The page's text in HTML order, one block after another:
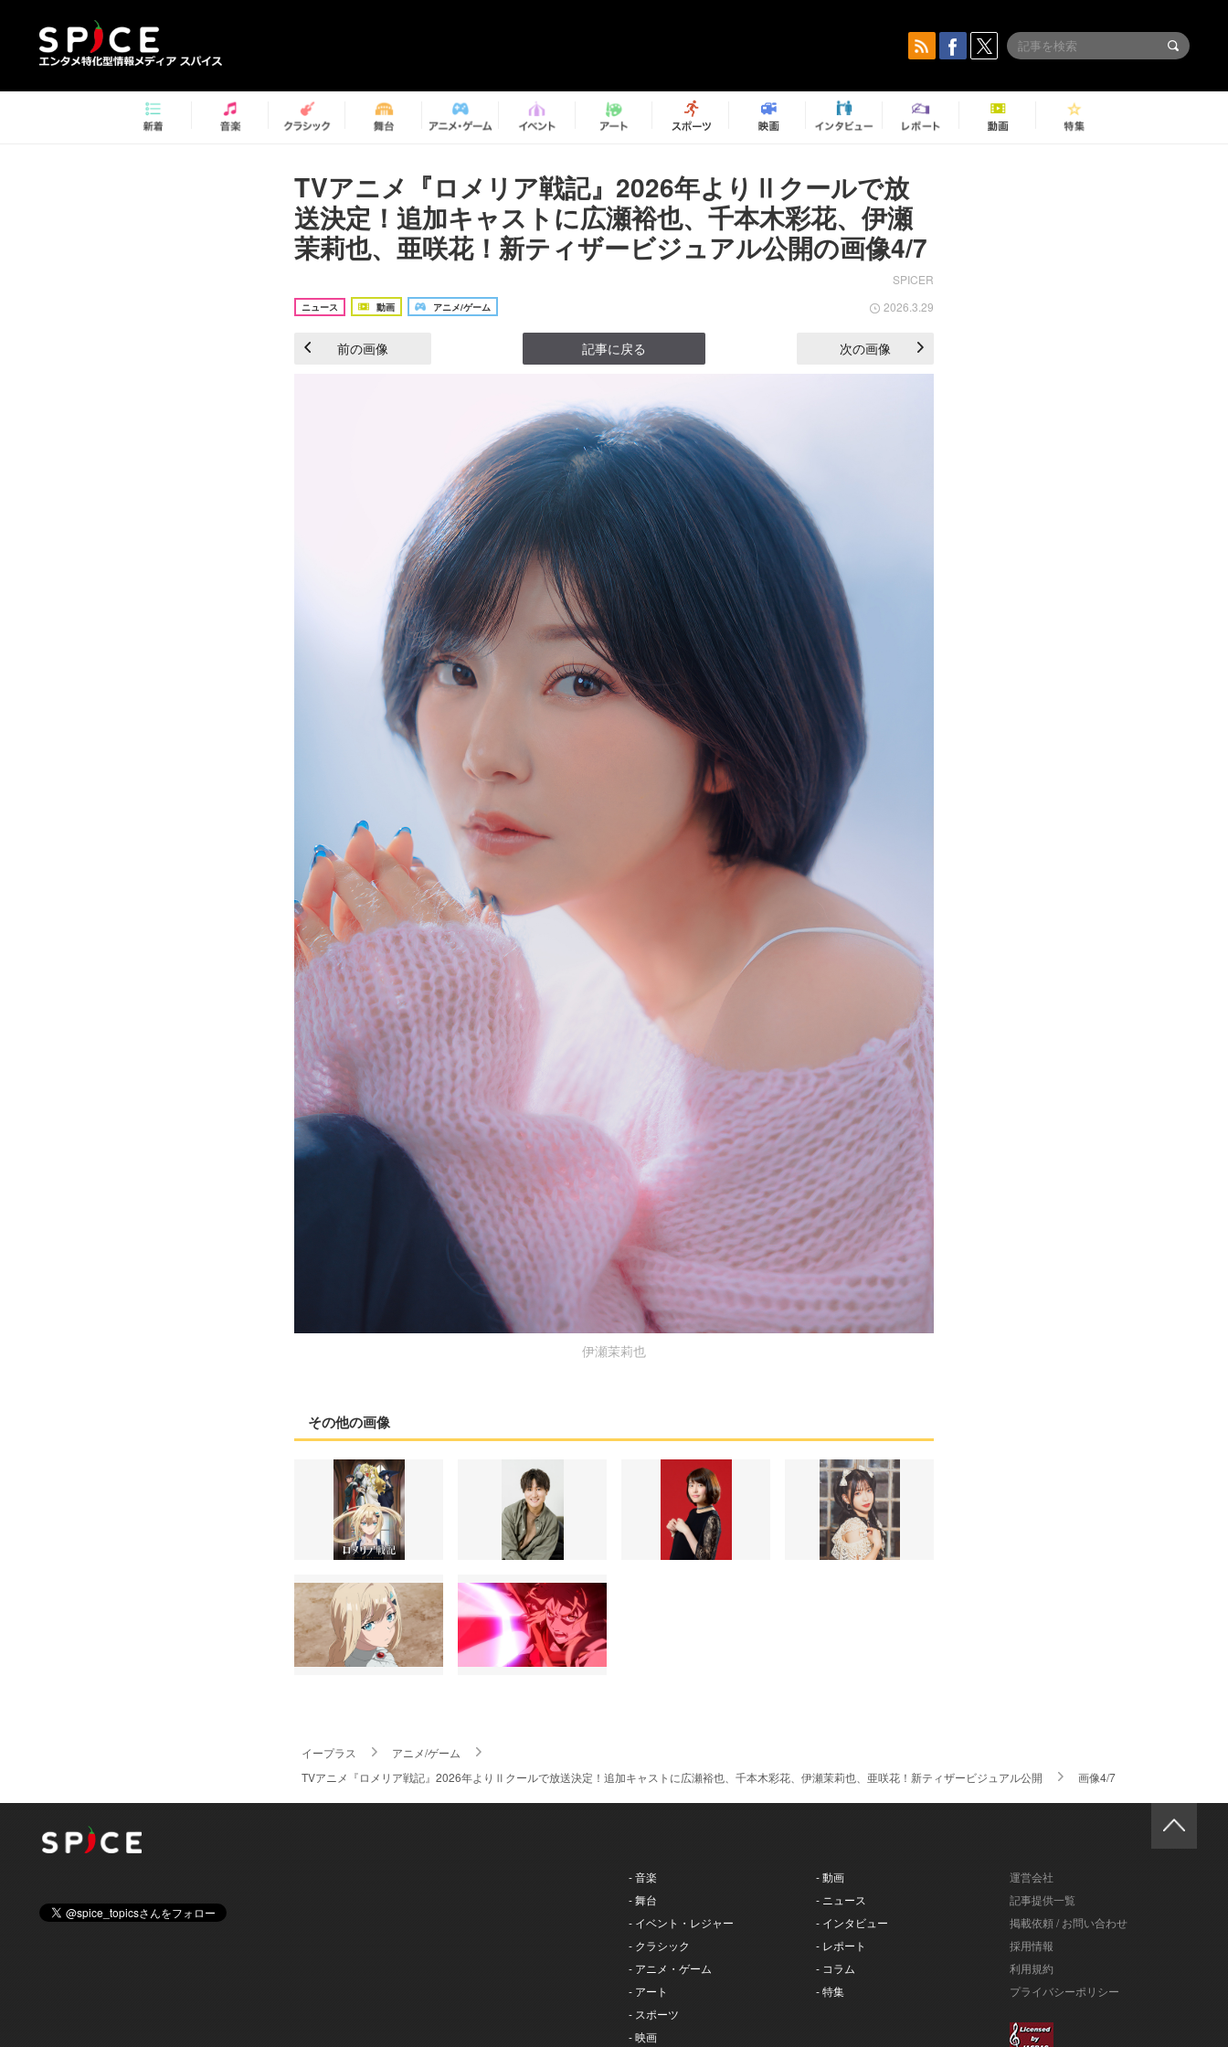
TVアニメ『ロメリア戦記』2026年よりⅡクールで放
送決定！追加キャストに広瀬裕也、千本木彩花、伊瀬
茉莉也、亜咲花！新ティザービジュアル公開の画像4/7
SPICER
ニュース 動画 アニメ/ゲーム 2026.3.29
前の画像 記事に戻る 次の画像
伊瀬茉莉也
その他の画像
イープラス
アニメ/ゲーム
TVアニメ『ロメリア戦記』2026年よりⅡクールで放送決定！追加キャストに広瀬裕也、千本木彩花、伊瀬茉莉也、亜咲花！新ティザービジュアル公開
画像4/7
- 音楽
- 舞台
- イベント・レジャー
- クラシック
- アニメ・ゲーム
- アート
- スポーツ
- 映画
- 動画
- ニュース
- インタビュー
- レポート
- コラム
- 特集
運営会社
記事提供一覧
掲載依頼 / お問い合わせ
採用情報
利用規約
プライバシーポリシー